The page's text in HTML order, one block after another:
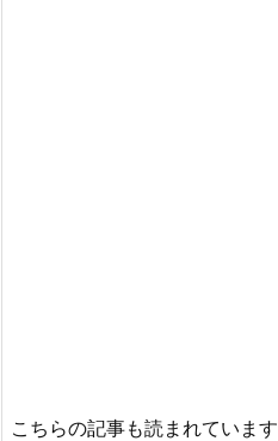
こちらの記事も読まれています